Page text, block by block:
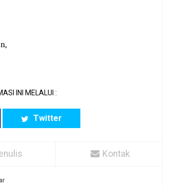
INI MELALUI :
Twitter
Kontak